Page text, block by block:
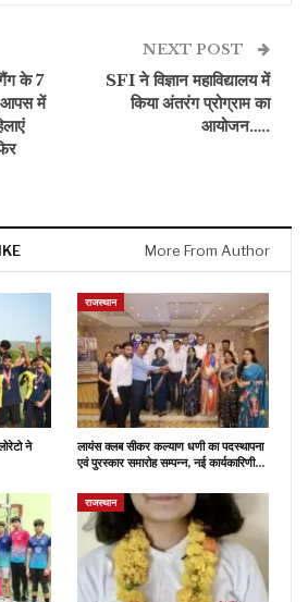
के 7
आपस में
NEXT POST
SFI ने विज्ञान महाविद्यालय में
किया अंतरंग प्रोग्राम का
आयोजन…..
More From Author
ने
राजस्थान
लायंस क्लब सीकर कल्याण धणी का पदस्थापना
एवं पुरस्कार समारोह सम्पन्न, नई कार्यकारिणी…
राजस्थान